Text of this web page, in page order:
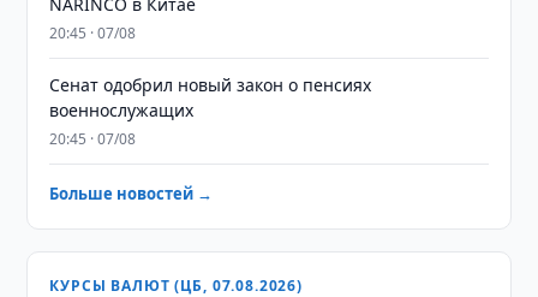
20:45 · 07/08
Сенат одобрил новый закон о пенсиях
военнослужащих
20:45 · 07/08
Больше новостей →
КУРСЫ ВАЛЮТ (ЦБ, 07.08.2026)